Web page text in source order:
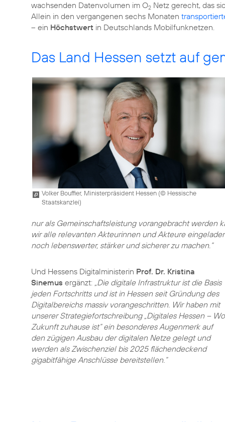
wachsenden Datenvolumen im O2 Netz gerecht, das
Allein in den vergangenen sechs Monaten
– ein Höchstwert in Deutschlands Mobilfunknetzen.
Das Land Hessen setzt auf
Volker Bouffier, Ministerpräsident Hessen (© Hessische
Staatskanzlei)
nur als Gemeinschaftsleistung vorangebracht werden
wir alle relevanten Akteurinnen und Akteure
noch lebenswerter, stärker und sicherer zu machen.“
Und Hessens Digitalministerin Prof. Dr. Kristina
Sinemus ergänzt: „Die digitale Infrastruktur ist die Basis
jeden Fortschritts und ist in Hessen seit Gründung des
Digitalbereichs massiv vorangeschritten. Wir haben mit
unserer Strategiefortschreibung „Digitales Hessen – Wo
Zukunft zuhause ist“ ein besonderes Augenmerk auf
den zügigen Ausbau der digitalen Netze gelegt und
werden als Zwischenziel bis 2025 flächendeckend
gigabitfähige Anschlüsse bereitstellen.“